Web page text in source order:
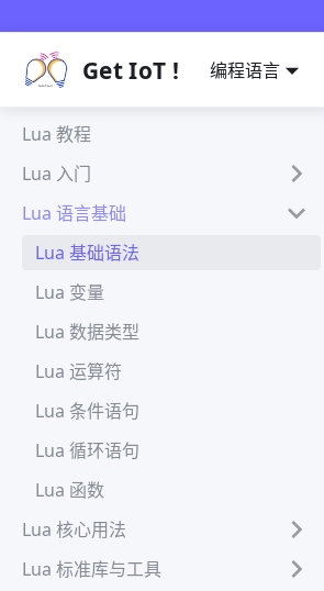
Get IoT ! 编程语言
Lua 教程
Lua 入门
Lua 语言基础
Lua 基础语法
Lua 变量
Lua 数据类型
Lua 运算符
Lua 条件语句
Lua 循环语句
Lua 函数
Lua 核心用法
Lua 标准库与工具